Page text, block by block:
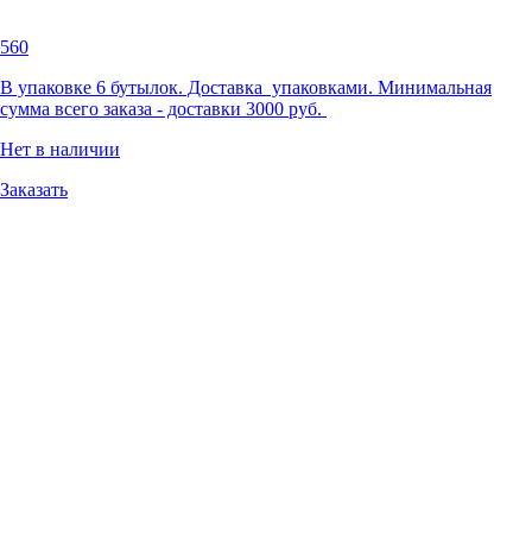
560
В упаковке 6 бутылок. Доставка упаковками. Минимальная
сумма всего заказа - доставки 3000 руб.
Нет в наличии
Заказать